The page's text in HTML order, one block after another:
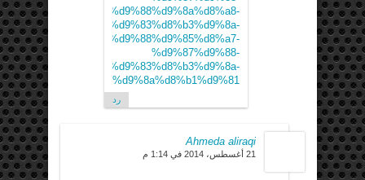
%d8%a7%d9%84%d9%88%d9%8a%d8%a8-
%d9%88%d9%85%d8%a7-
%d9%87%d9%88-
%d8%b3%d9%8a%d8%b1%d9%81/
رد
Ahmeda aliraqi
21 أغسطس، 2014 في 1:14 م